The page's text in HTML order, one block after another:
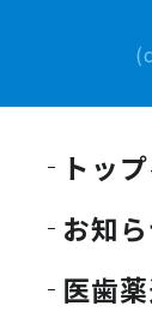
トッ
お知
医歯